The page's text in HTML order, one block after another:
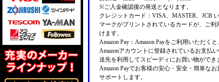
※ご入金確認後の発送となります。
クレジットカード：VISA、MASTER、JCB
マークがプリントされているカードが、ご利
けます。
Amazon Pay：Amazon Payをご利用いただく
Amazonアカウントに登録されているお支払
送先を利用してスピーディにお買い物ができ
Amazon Payでお客様の安心・安全・簡単な
サポートします。